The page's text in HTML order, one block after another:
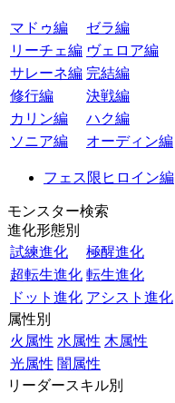
マドゥ編
ゼラ編
リーチェ編 ヴェロア編
サレーネ編 完結編
修行編
決戦編
カリン編
ハク編
ソニア編
オーディン編
フェス限ヒロイン編
モンスター検索
進化形態別
試練進化
極醒進化
超転生進化 転生進化
ドット進化 アシスト進化
属性別
火属性 水属性 木属性
光属性 闇属性
リーダースキル別